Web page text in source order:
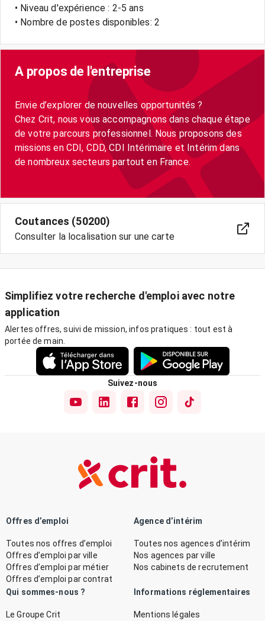
• Niveau d'expérience : 2-5 ans
• Nombre de postes disponibles: 2
A propos de l'entreprise
Envie d’explorer de nouvelles opportunités ?
Chez Crit, nous vous accompagnons dans chaque étape
de votre parcours professionnel. Nous proposons des
missions en CDI, CDD, CDI Intérimaire et Intérim dans
de nombreux secteurs partout en France.
Coutances (50200)
Consulter la localisation sur une carte
Simplifiez votre recherche d'emploi avec notre
application
Alertes offres, suivi de mission, infos pratiques : tout est à
portée de main.
Suivez-nous
Offres d’emploi
Toutes nos offres d’emploi
Offres d’emploi par ville
Offres d’emploi par métier
Offres d’emploi par contrat
Agence d’intérim
Toutes nos agences d’intérim
Nos agences par ville
Nos cabinets de recrutement
Qui sommes-nous ?
Le Groupe Crit
Informations réglementaires
Mentions légales